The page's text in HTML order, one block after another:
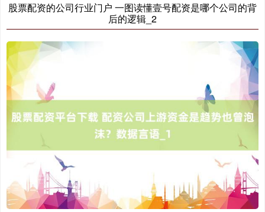
深证成指 14311.01 +200.89 +1.42%
沪深300 4694.44 +43.13 +0.93%
股票配资的公司行业门户 一图读懂壹号配资是哪个公司的背
后的逻辑_2